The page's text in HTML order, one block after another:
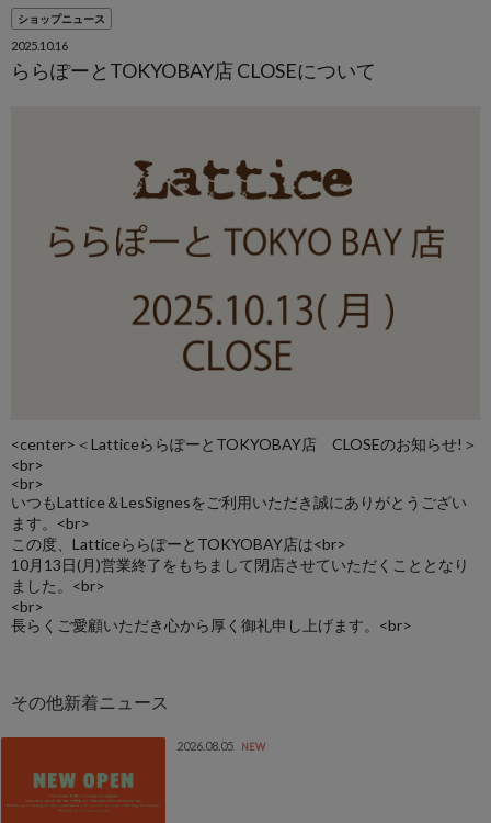
ショップニュース
2025.10.16
ららぽーとTOKYOBAY店 CLOSEについて
<center>＜LatticeららぽーとTOKYOBAY店 CLOSEのお知らせ!＞
<br>
<br>
いつもLattice＆LesSignesをご利用いただき誠にありがとうござい
ます。<br>
この度、LatticeららぽーとTOKYOBAY店は<br>
10月13日(月)営業終了をもちまして閉店させていただくこととなり
ました。<br>
<br>
長らくご愛顧いただき心から厚く御礼申し上げます。<br>
2026.08.05 NEW